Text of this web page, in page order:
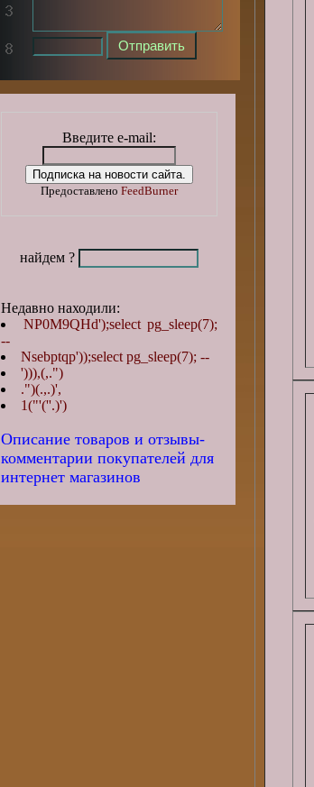
Введите e-mail:
Предоставлено FeedBurner
найдем ?
Недавно находили:
NP0M9QHd');select pg_sleep(7);
--
Nsebptqp'));select pg_sleep(7); --
'))),(,.")
.")(.,.)',
1("'(''.)')
Описание товаров и отзывы-
комментарии покупателей для
интернет магазинов